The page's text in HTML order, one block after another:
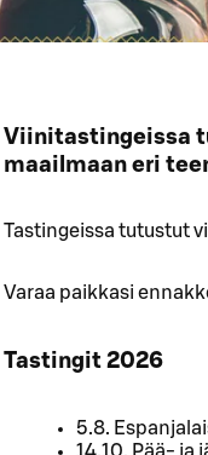
Viinitastingeissa
maailmaan eri
Tastingeissa tutustut
Varaa paikkasi
Tastingit 2026
5.8.
14.10. Pää- ja